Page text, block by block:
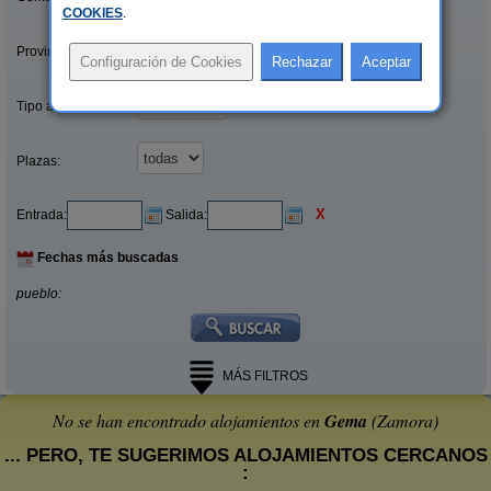
Provincias/Islas:
Tipo alquiler:
Plazas:
Entrada: Salida: X
Fechas más buscadas
pueblo:
MÁS FILTROS
No se han encontrado alojamientos enGema (Zamora)
... PERO, TE SUGERIMOS ALOJAMIENTOS CERCANOS
:
COOKIES.